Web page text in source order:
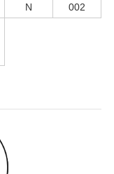
N
002